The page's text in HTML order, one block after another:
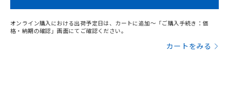
オンライン購入における出荷予定日は、カートに追加～「ご購入手続き：価
格・納期の確認」画面にてご確認ください。
カートをみる